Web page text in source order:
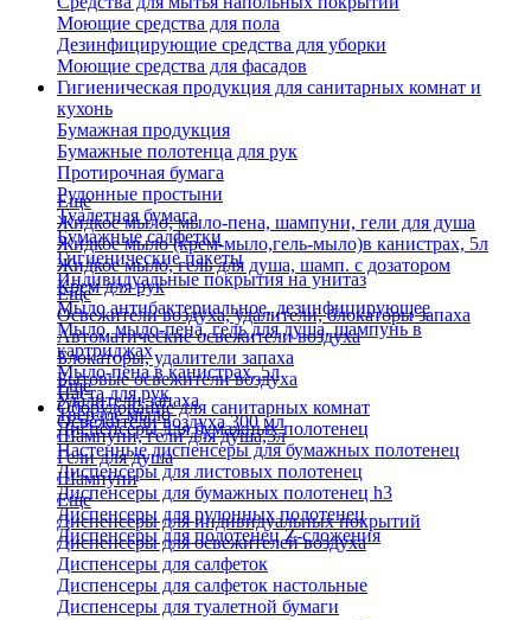
Моющие средства для пола
Дезинфицирующие средства для уборки
Моющие средства для фасадов
Гигиеническая продукция для санитарных комнат и
кухонь
Бумажная продукция
Бумажные полотенца для рук
Протирочная бумага
Рулонные простыни
Туалетная бумага
Бумажные салфетки
Гигиенические пакеты
Индивидуальные покрытия на унитаз
Еще
Жидкое мыло, мыло-пена, шампуни, гели для душа
Жидкое мыло (крем-мыло,гель-мыло)в канистрах, 5л
Жидкое мыло, гель для душа, шамп. с дозатором
Крем для рук
Мыло антибактериальное, дезинфицирующее
Мыло, мыло-пена, гель для душа, шампунь в
картриджах
Мыло-пена в канистрах, 5л
Паста для рук
Твердое мыло
Шампуни, гели для душа,5л
Гели для душа
Шампуни
Еще
Освежители воздуха, удалители, блокаторы запаха
Автоматические освежители воздуха
Блокаторы, удалители запаха
Бытовые освежители воздуха
Удалители запаха
Освежители воздуха 300 мл
Еще
Оборудование для санитарных комнат
Диспенсеры для бумажных полотенец
Настенные диспенсеры для бумажных полотенец
Диспенсеры для листовых полотенец
Диспенсеры для бумажных полотенец h3
Диспенсеры для рулонных полотенец
Диспенсеры для полотенец Z-сложения
Еще
Диспенсеры для индивидуальных покрытий
Диспенсеры для освежителей воздуха
Диспенсеры для салфеток
Диспенсеры для салфеток настольные
Диспенсеры для туалетной бумаги